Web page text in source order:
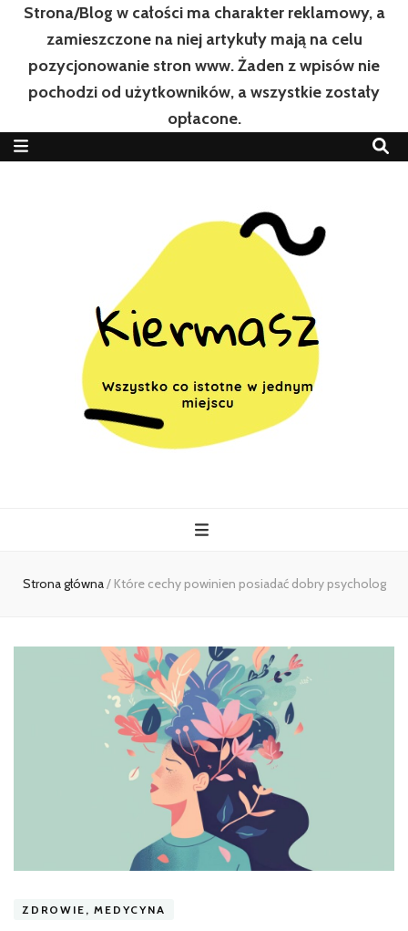
Strona/Blog w całości ma charakter reklamowy, a
zamieszczone na niej artykuły mają na celu
pozycjonowanie stron www. Żaden z wpisów nie
pochodzi od użytkowników, a wszystkie zostały
opłacone.
Strona główna/ Które cechy powinien posiadać dobry psycholog
ZDROWIE, MEDYCYNA